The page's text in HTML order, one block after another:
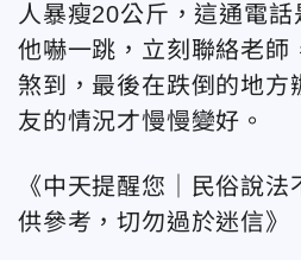
人暴瘦20公斤，這通電
他嚇一跳，立刻聯絡老師
煞到，最後在跌倒的地方
友的情況才慢慢變好。
《中天提醒您｜民俗說
供參考，切勿過於迷信》